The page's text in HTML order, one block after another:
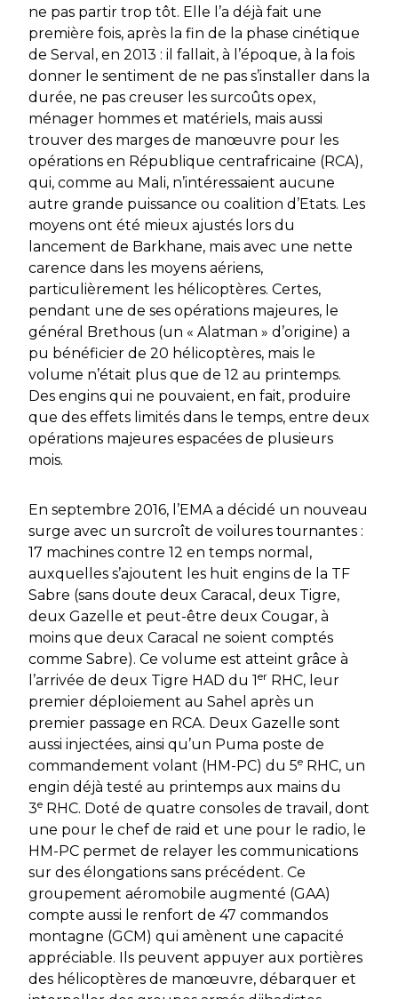
ne pas partir trop tôt. Elle l’a déjà fait une
première fois, après la fin de la phase cinétique
de Serval , en 2013 : il fallait, à l’époque, à la fois
donner le sentiment de ne pas s’installer dans la
durée, ne pas creuser les surcoûts opex,
ménager hommes et matériels, mais aussi
trouver des marges de manœuvre pour les
opérations en République centrafricaine (RCA),
qui, comme au Mali, n’intéressaient aucune
autre grande puissance ou coalition d’Etats. Les
moyens ont été mieux ajustés lors du
lancement de Barkhane, mais avec une nette
carence dans les moyens aériens,
particulièrement les hélicoptères. Certes,
pendant une de ses opérations majeures, le
général Brethous (un « Alatman » d’origine) a
pu bénéficier de 20 hélicoptères, mais le
volume n’était plus que de 12 au printemps.
Des engins qui ne pouvaient, en fait, produire
que des effets limités dans le temps, entre deux
opérations majeures espacées de plusieurs
mois.
En septembre 2016, l’EMA a décidé un nouveau
surge avec un surcroît de voilures tournantes :
17 machines contre 12 en temps normal,
auxquelles s’ajoutent les huit engins de la TF
Sabre (sans doute deux Caracal, deux Tigre,
deux Gazelle et peut-être deux Cougar, à
moins que deux Caracal ne soient comptés
comme Sabre). Ce volume est atteint grâce à
l’arrivée de deux Tigre HAD du 1er RHC, leur
premier déploiement au Sahel après un
premier passage en RCA. Deux Gazelle sont
aussi injectées, ainsi qu’un Puma poste de
commandement volant (HM-PC) du 5e RHC, un
engin déjà testé au printemps aux mains du
3e RHC. Doté de quatre consoles de travail, dont
une pour le chef de raid et une pour le radio, le
HM-PC permet de relayer les communications
sur des élongations sans précédent. Ce
groupement aéromobile augmenté (GAA)
compte aussi le renfort de 47 commandos
montagne (GCM) qui amènent une capacité
appréciable. Ils peuvent appuyer aux portières
des hélicoptères de manœuvre, débarquer et